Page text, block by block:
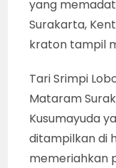
yang
Surakarta,
kraton tampil
Tari Srimpi
Mataram
Kusumayuda
ditampilkan di
memeriahkan